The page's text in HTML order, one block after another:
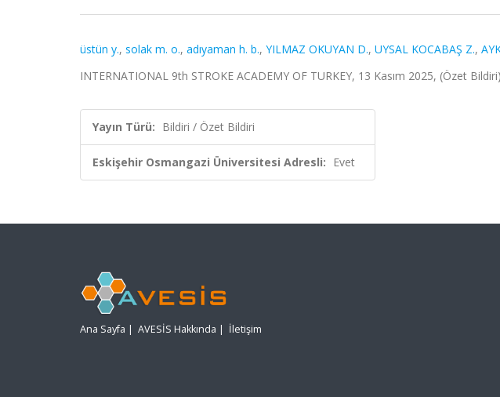
üstün y., solak m. o., adıyaman h. b., YILMAZ OKUYAN D., UYSAL KOCABAŞ Z.,
INTERNATIONAL 9th STROKE ACADEMY OF TURKEY, 13 Kasım 2025, (Özet Bildiri)
Yayın Türü: Bildiri / Özet Bildiri
Eskişehir Osmangazi Üniversitesi Adresli: Evet
Ana Sayfa | AVESİS Hakkında | İletişim